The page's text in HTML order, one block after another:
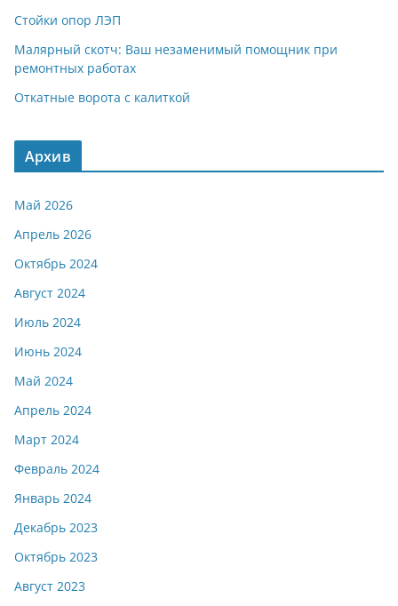
Стойки опор ЛЭП
Малярный скотч: Ваш незаменимый помощник при
ремонтных работах
Откатные ворота с калиткой
Архив
Май 2026
Апрель 2026
Октябрь 2024
Август 2024
Июль 2024
Июнь 2024
Май 2024
Апрель 2024
Март 2024
Февраль 2024
Январь 2024
Декабрь 2023
Октябрь 2023
Август 2023